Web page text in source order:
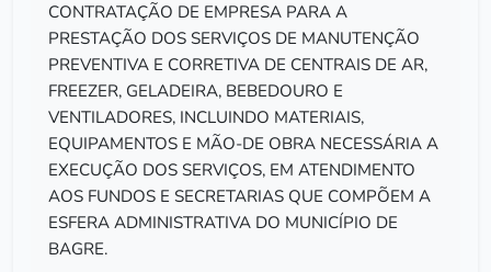
CONTRATAÇÃO DE EMPRESA PARA A
PRESTAÇÃO DOS SERVIÇOS DE MANUTENÇÃO
PREVENTIVA E CORRETIVA DE CENTRAIS DE AR,
FREEZER, GELADEIRA, BEBEDOURO E
VENTILADORES, INCLUINDO MATERIAIS,
EQUIPAMENTOS E MÃO-DE OBRA NECESSÁRIA A
EXECUÇÃO DOS SERVIÇOS, EM ATENDIMENTO
AOS FUNDOS E SECRETARIAS QUE COMPÕEM A
ESFERA ADMINISTRATIVA DO MUNICÍPIO DE
BAGRE.